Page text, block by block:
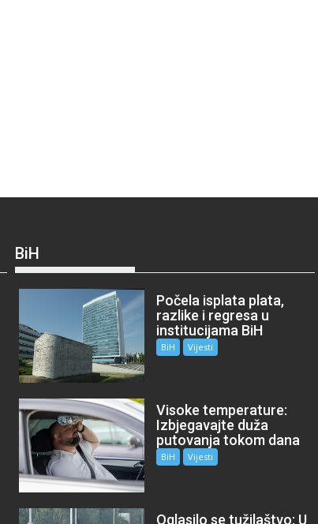
BiH
Počela isplata plata,
razlike i regresa u
institucijama BiH
BiH Vijesti
Visoke temperature:
Izbjegavajte duža
putovanja tokom dana
BiH Vijesti
Oglasilo se tužilaštvo: U